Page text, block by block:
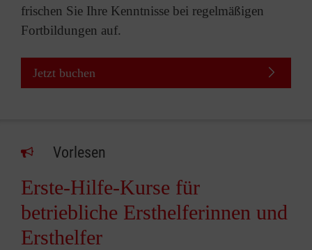
frischen Sie Ihre Kenntnisse bei regelmäßigen
Fortbildungen auf.
Jetzt buchen
Vorlesen
Erste-Hilfe-Kurse für
betriebliche Ersthelferinnen und
Ersthelfer